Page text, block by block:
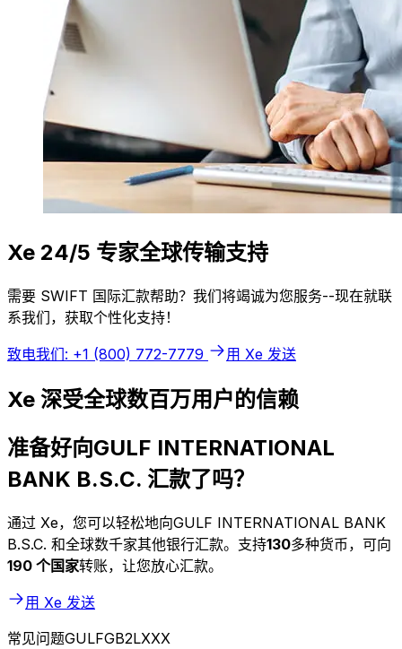
Xe 24/5 专家全球传输支持
需要 SWIFT 国际汇款帮助？我们将竭诚为您服务--现在就联
系我们，获取个性化支持！
致电我们: +1 (800) 772-7779 用 Xe 发送
Xe 深受全球数百万用户的信赖
准备好向GULF INTERNATIONAL
BANK B.S.C. 汇款了吗？
通过 Xe，您可以轻松地向GULF INTERNATIONAL BANK
B.S.C. 和全球数千家其他银行汇款。支持130多种货币，可向
190 个国家转账，让您放心汇款。
用 Xe 发送
常见问题GULFGB2LXXX